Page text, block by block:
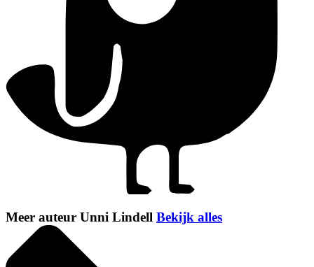
Meer auteur Unni Lindell Bekijk alles